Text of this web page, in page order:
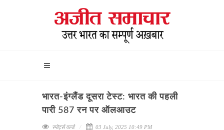
भारत-इंग्लैंड दूसरा टेस्ट: भारत की पहली
पारी 587 रन पर ऑलआउट
स्पोर्ट्स वर्ल्ड 03 July, 2025 10:49 PM